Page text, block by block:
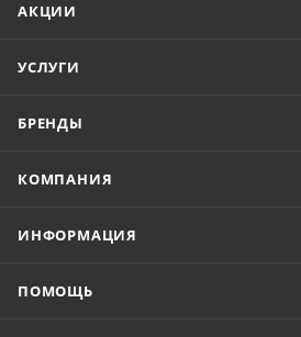
АКЦИИ
УСЛУГИ
БРЕНДЫ
КОМПАНИЯ
ИНФОРМАЦИЯ
ПОМОЩЬ